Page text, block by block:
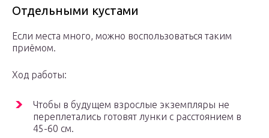
Отдельными кустами
Если места много, можно воспользоваться таким
приёмом.
Ход работы:
Чтобы в будущем взрослые экземпляры не
переплетались готовят лунки с расстоянием в
45-60 см.